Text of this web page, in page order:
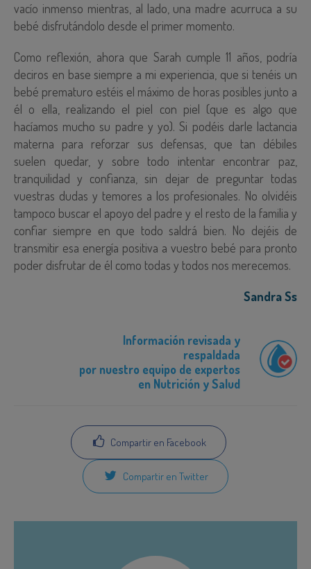
vacío inmenso mientras, al lado, una madre acurruca a su
bebé disfrutándolo desde el primer momento.
Como reflexión, ahora que Sarah cumple 11 años, podría
deciros en base siempre a mi experiencia, que si tenéis un
bebé prematuro estéis el máximo de horas posibles junto a
él o ella, realizando el piel con piel (que es algo que
hacíamos mucho su padre y yo). Si podéis darle lactancia
materna para reforzar sus defensas, que tan débiles
suelen quedar, y sobre todo intentar encontrar paz,
tranquilidad y confianza, sin dejar de preguntar todas
vuestras dudas y temores a los profesionales. No olvidéis
tampoco buscar el apoyo del padre y el resto de la familia y
confiar siempre en que todo saldrá bien. No dejéis de
transmitir esa energía positiva a vuestro bebé para pronto
poder disfrutar de él como todas y todos nos merecemos.
Sandra Ss
Información revisada y
respaldada
por nuestro equipo de expertos
en Nutrición y Salud
Compartir en Facebook
Compartir en Twitter